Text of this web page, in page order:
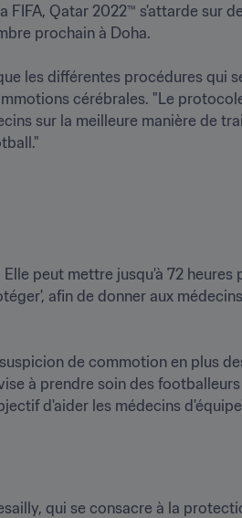
Qatar 2022™ s'attarde sur
prochain à Doha.
les différentes procédures qui
cérébrales. "Le
sur la meilleure manière de
peut mettre jusqu'à 72 heures
afin de donner aux
de commotion en plus
à prendre soin des
qui se consacre à la